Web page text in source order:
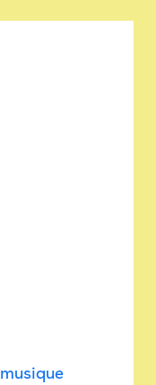
musique